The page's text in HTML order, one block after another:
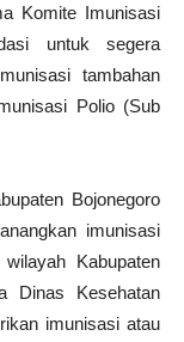
Komite Imunisasi
untuk segera
tambahan
Polio (Sub
Bojonegoro
imunisasi
Kabupaten
Dinas Kesehatan
imunisasi atau